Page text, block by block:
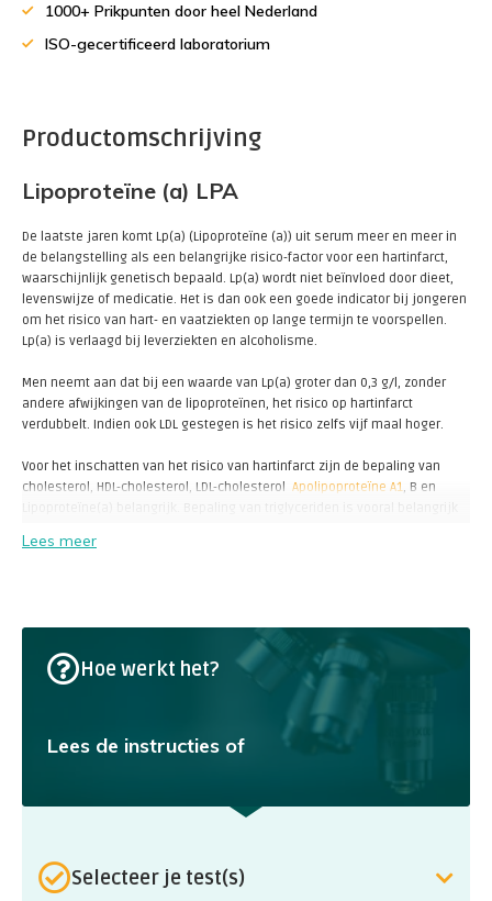
1000+ Prikpunten door heel Nederland
ISO-gecertificeerd laboratorium
Productomschrijving
Lipoproteïne (a) LPA
De laatste jaren komt Lp(a) (Lipoproteïne (a)) uit serum meer en meer in
de belangstelling als een belangrijke risico-factor voor een hartinfarct,
waarschijnlijk genetisch bepaald. Lp(a) wordt niet beïnvloed door dieet,
levenswijze of medicatie. Het is dan ook een goede indicator bij jongeren
om het risico van hart- en vaatziekten op lange termijn te voorspellen.
Lp(a) is verlaagd bij leverziekten en alcoholisme.
Men neemt aan dat bij een waarde van Lp(a) groter dan 0,3 g/l, zonder
andere afwijkingen van de lipoproteïnen, het risico op hartinfarct
verdubbelt. Indien ook LDL gestegen is het risico zelfs vijf maal hoger.
Voor het inschatten van het risico van hartinfarct zijn de bepaling van
cholesterol, HDL-cholesterol, LDL-cholesterol Apolipoproteïne A1, B en
zoals pancreatitis (ontsteking van de alvleesklier).
Lees meer
Hoe werkt het?
Lees de instructies of
Selecteer je test(s)